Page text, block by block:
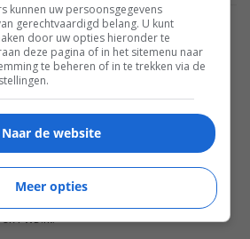
FWD.NL
artikelen van ons
FWD.nl.
kunnen uw persoonsgegevens
gerechtvaardigd belang. U kunt
door uw opties hieronder te
deze pagina of in het sitemenu naar
te beheren of in te trekken via de
Naar de website
Meer opties